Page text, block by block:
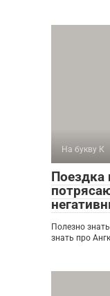
На букву К
Поездка
Полезно
знать про